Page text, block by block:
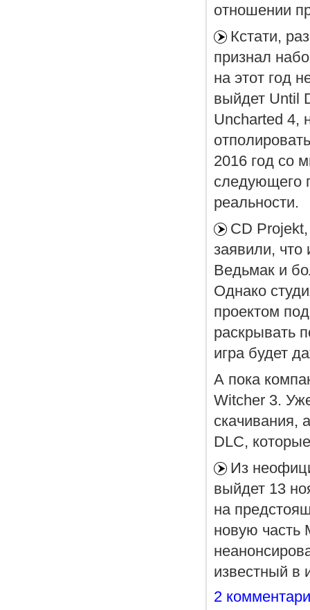
отношении
Кстати,
признал
на этот год
выйдет Until
Uncharted 4,
2016 год со
следующего
реальности.
CD
заявили,
Ведьмак и
Однако
проектом
раскрывать
игра будет
А пока
Witcher 3.
скачивания,
DLC,
Из
выйдет 13
на
новую часть
известный в
2